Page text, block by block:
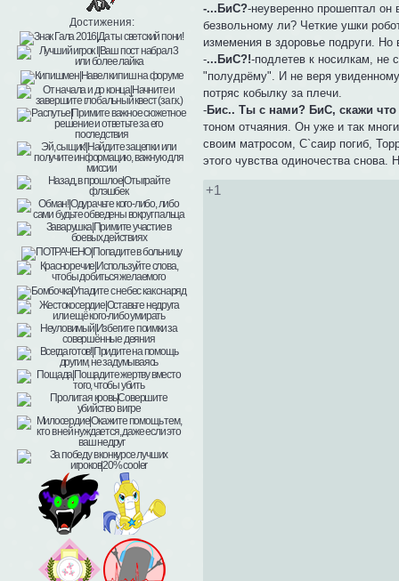
Достижения:
-...БиС?-неуверенно прошептал он
безвольному ли? Четкие ушки
измемения в здоровье подруги. Но
-...БиС?!-подлетев к носилкам, не
"полудрёму". И не веря
потряс кобылку за плечи.
-Бис.. Ты с нами? БиС, скажи
тоном отчаяния. Он уже и так
своим матросом, С`саир погиб,
этого чувства одиночества снова.
+1